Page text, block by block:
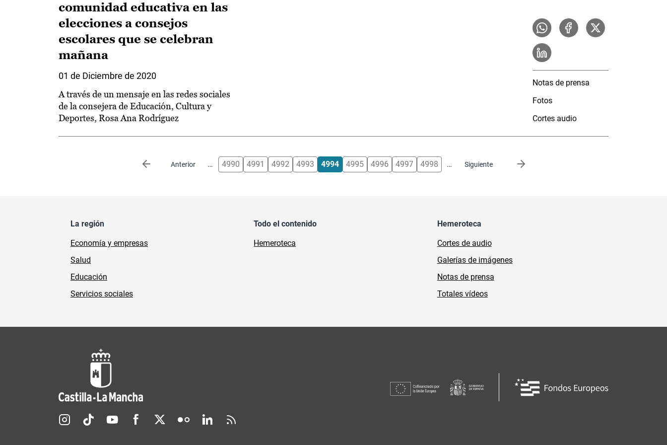
comunidad educativa en las
elecciones a consejos
escolares que se celebran
mañana
01 de Diciembre de 2020
A través de un mensaje en las redes sociales
de la consejera de Educación, Cultura y
Deportes, Rosa Ana Rodríguez
Notas de prensa
Fotos
Cortes audio
Anterior
Página anterior … 4990 4991 4992 4993 4994 4995 4996 4997 4998 … Siguiente
Siguiente página
La región
Economía y empresas
Salud
Educación
Servicios sociales
Todo el contenido
Hemeroteca
Hemeroteca
Cortes de audio
Galerías de imágenes
Notas de prensa
Totales vídeos
Redes sociales JCCM